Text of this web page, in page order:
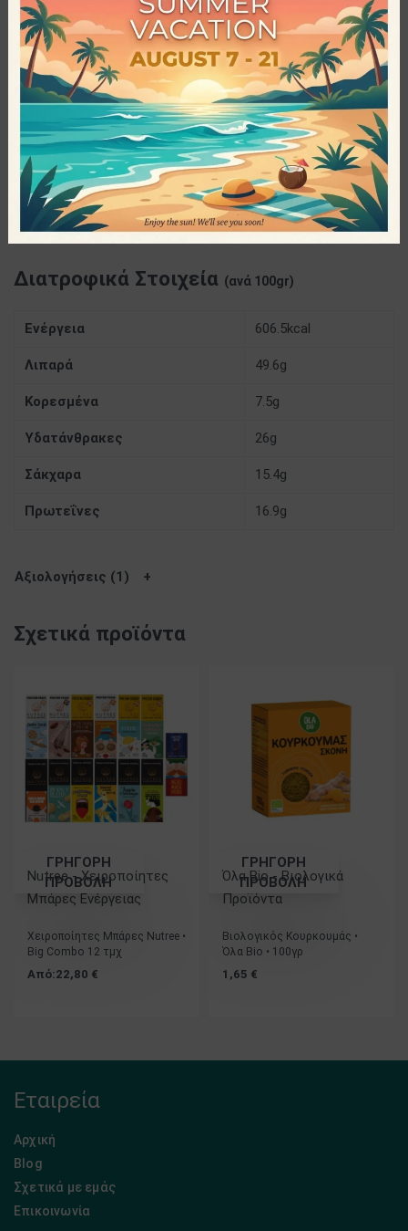
εδρεύει στην Κατερίνη, με μακροχρόνια παρουσία στην
εγχώρια αγορά ξηρών καρπών. Η σπεσιαλιτέ της
οικογένειας, είναι η παραγωγή σνακ και βουτύρων από
ξηρούς καρπούς, κορυφαίας ποιότητας και θρεπτικής αξίας.
Προδιαγραφές
ΜΈΓΕΘΟΣ 350gr
ΠΑΡΑΓΩΓΌΣ Από Καρυδιάς
Διατροφικά Στοιχεία (ανά 100gr)
Ενέργεια 606.5kcal
Λιπαρά 49.6g
Κορεσμένα 7.5g
Υδατάνθρακες 26g
Σάκχαρα 15.4g
Πρωτεΐνες 16.9g
Αξιολογήσεις (1)
Σχετικά προϊόντα
ΓΡΗΓΟΡΗ
ΠΡΟΒΟΛΗ
Nutree - Χειροποίητες
Μπάρες Ενέργειας
Βαθμολογήθηκε με από 5
Χειροποίητες Μπάρες Nutree •
Big Combo 12 τμχ
Από:22,80 €
ΓΡΗΓΟΡΗ
ΠΡΟΒΟΛΗ
Όλα Bio - Βιολογικά
Προϊόντα
Βαθμολογήθηκε με από 5
Βιολογικός Κουρκουμάς •
Όλα Bio • 100γρ
1,65 €
Εταιρεία
Αρχική
Blog
Σχετικά με εμάς
Επικοινωνία